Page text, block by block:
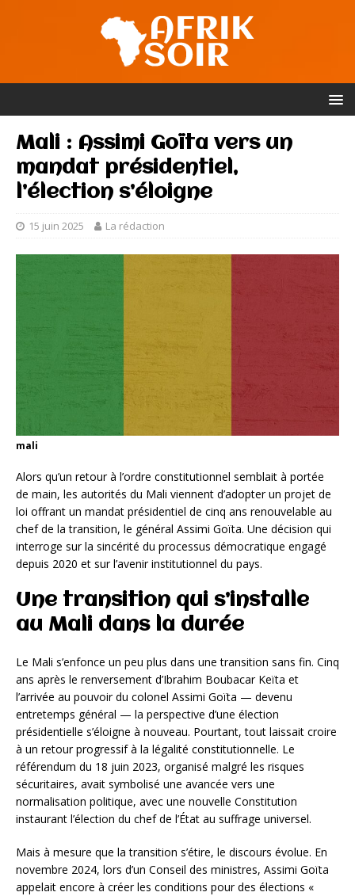
Mali : Assimi Goïta vers un
mandat présidentiel,
l’élection s’éloigne
15 juin 2025 La rédaction
mali
Alors qu’un retour à l’ordre constitutionnel semblait à portée
de main, les autorités du Mali viennent d’adopter un projet de
loi offrant un mandat présidentiel de cinq ans renouvelable au
chef de la transition, le général Assimi Goïta. Une décision qui
interroge sur la sincérité du processus démocratique engagé
depuis 2020 et sur l’avenir institutionnel du pays.
Une transition qui s’installe
au Mali dans la durée
Le Mali s’enfonce un peu plus dans une transition sans fin. Cinq
ans après le renversement d’Ibrahim Boubacar Keïta et
l’arrivée au pouvoir du colonel Assimi Goïta — devenu
entretemps général — la perspective d’une élection
présidentielle s’éloigne à nouveau. Pourtant, tout laissait croire
à un retour progressif à la légalité constitutionnelle. Le
référendum du 18 juin 2023, organisé malgré les risques
sécuritaires, avait symbolisé une avancée vers une
normalisation politique, avec une nouvelle Constitution
instaurant l’élection du chef de l’État au suffrage universel.
Mais à mesure que la transition s’étire, le discours évolue. En
novembre 2024, lors d’un Conseil des ministres, Assimi Goïta
appelait encore à créer les conditions pour des élections «